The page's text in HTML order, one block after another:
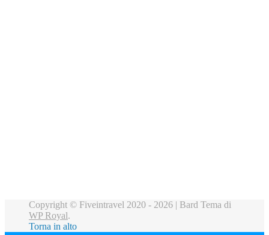
Copyright © Fiveintravel 2020 - 2026 | Bard Tema di
WP Royal.
Torna in alto